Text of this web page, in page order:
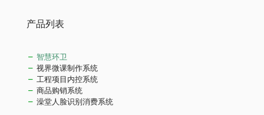
产品列表
智慧环卫
视界微课制作系统
工程项目内控系统
商品购销系统
澡堂人脸识别消费系统